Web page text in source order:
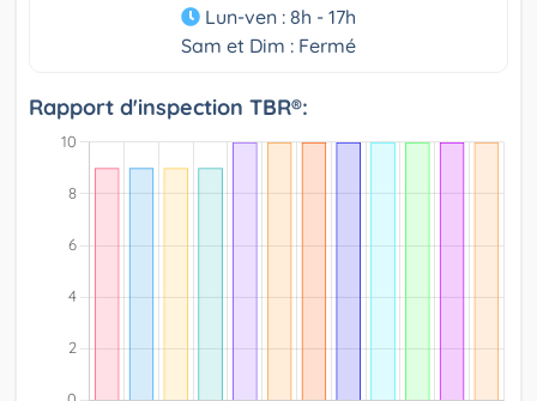
Lun-ven : 8h - 17h
Sam et Dim : Fermé
Rapport d'inspection TBR®: